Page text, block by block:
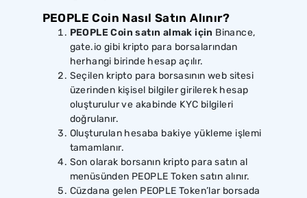
PEOPLE Coin Nasıl Satın Alınır?
PEOPLE Coin satın almak için Binance,
gate.io gibi kripto para borsalarından
herhangi birinde hesap açılır.
Seçilen kripto para borsasının web sitesi
üzerinden kişisel bilgiler girilerek hesap
oluşturulur ve akabinde KYC bilgileri
doğrulanır.
Oluşturulan hesaba bakiye yükleme işlemi
tamamlanır.
Son olarak borsanın kripto para satın al
menüsünden PEOPLE Token satın alınır.
Cüzdana gelen PEOPLE Token’lar borsada